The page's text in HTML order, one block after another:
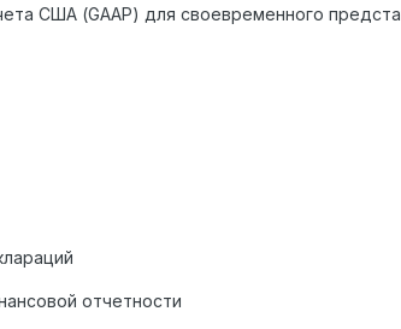
США (GAAP) для своевременного
отчетности